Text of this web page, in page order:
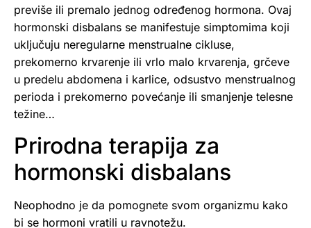
previše ili premalo jednog određenog hormona. Ovaj
hormonski disbalans se manifestuje simptomima koji
uključuju neregularne menstrualne cikluse,
prekomerno krvarenje ili vrlo malo krvarenja, grčeve
u predelu abdomena i karlice, odsustvo menstrualnog
perioda i prekomerno povećanje ili smanjenje telesne
težine…
Prirodna terapija za
hormonski disbalans
Neophodno je da pomognete svom organizmu kako
bi se hormoni vratili u ravnotežu.